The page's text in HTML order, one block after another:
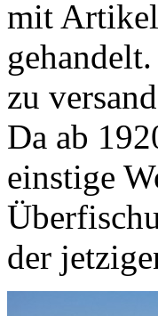
mit
zu
Da ab
einstige
der